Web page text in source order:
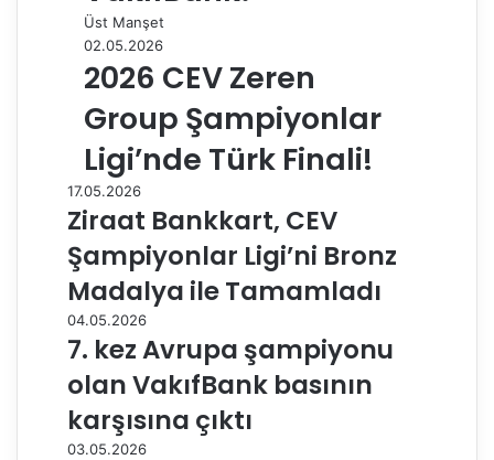
Üst Manşet
02.05.2026
2026 CEV Zeren
Group Şampiyonlar
Ligi’nde Türk Finali!
17.05.2026
Ziraat Bankkart, CEV
Şampiyonlar Ligi’ni Bronz
Madalya ile Tamamladı
04.05.2026
7. kez Avrupa şampiyonu
olan VakıfBank basının
karşısına çıktı
03.05.2026